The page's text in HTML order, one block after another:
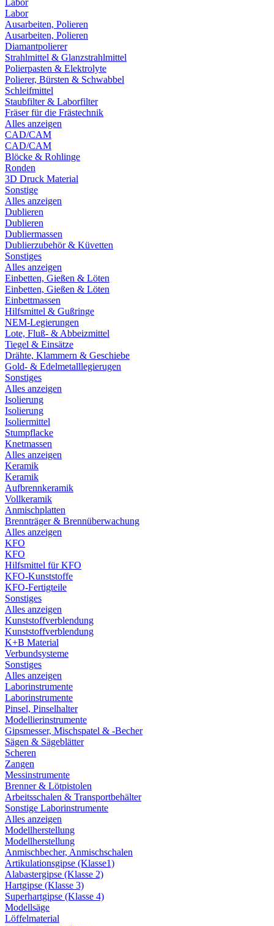
Labor
Labor
Ausarbeiten, Polieren
Ausarbeiten, Polieren
Diamantpolierer
Strahlmittel & Glanzstrahlmittel
Polierpasten & Elektrolyte
Polierer, Bürsten & Schwabbel
Schleifmittel
Staubfilter & Laborfilter
Fräser für die Frästechnik
Alles anzeigen
CAD/CAM
CAD/CAM
Blöcke & Rohlinge
Ronden
3D Druck Material
Sonstige
Alles anzeigen
Dublieren
Dublieren
Dubliermassen
Dublierzubehör & Küvetten
Sonstiges
Alles anzeigen
Einbetten, Gießen & Löten
Einbetten, Gießen & Löten
Einbettmassen
Hilfsmittel & Gußringe
NEM-Legierungen
Lote, Fluß- & Abbeizmittel
Tiegel & Einsätze
Drähte, Klammern & Geschiebe
Gold- & Edelmetalllegierugen
Sonstiges
Alles anzeigen
Isolierung
Isolierung
Isoliermittel
Stumpflacke
Knetmassen
Alles anzeigen
Keramik
Keramik
Aufbrennkeramik
Vollkeramik
Anmischplatten
Brennträger & Brennüberwachung
Alles anzeigen
KFO
KFO
Hilfsmittel für KFO
KFO-Kunststoffe
KFO-Fertigteile
Sonstiges
Alles anzeigen
Kunststoffverblendung
Kunststoffverblendung
K+B Material
Verbundsysteme
Sonstiges
Alles anzeigen
Laborinstrumente
Laborinstrumente
Pinsel, Pinselhalter
Modellierinstrumente
Gipsmesser, Mischspatel & -Becher
Sägen & Sägeblätter
Scheren
Zangen
Messinstrumente
Brenner & Lötpistolen
Arbeitsschalen & Transportbehälter
Sonstige Laborinstrumente
Alles anzeigen
Modellherstellung
Modellherstellung
Anmischbecher, Anmischschalen
Artikulationsgipse (Klasse1)
Alabastergipse (Klasse 2)
Hartgipse (Klasse 3)
Superhartgipse (Klasse 4)
Modellsäge
Löffelmaterial